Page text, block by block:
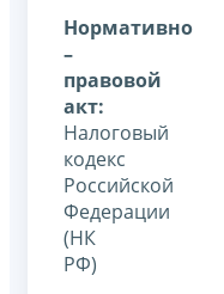
Нормативно
–
правовой
акт:
Налоговый
кодекс
Российской
Федерации
(НК
РФ)